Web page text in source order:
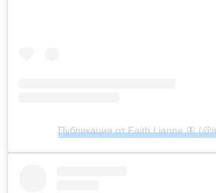
Публикация от Faith Lianne 🦋